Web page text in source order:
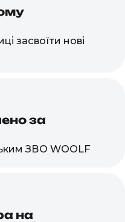
засвоїти нові
за
ЗВО WOOLF
на